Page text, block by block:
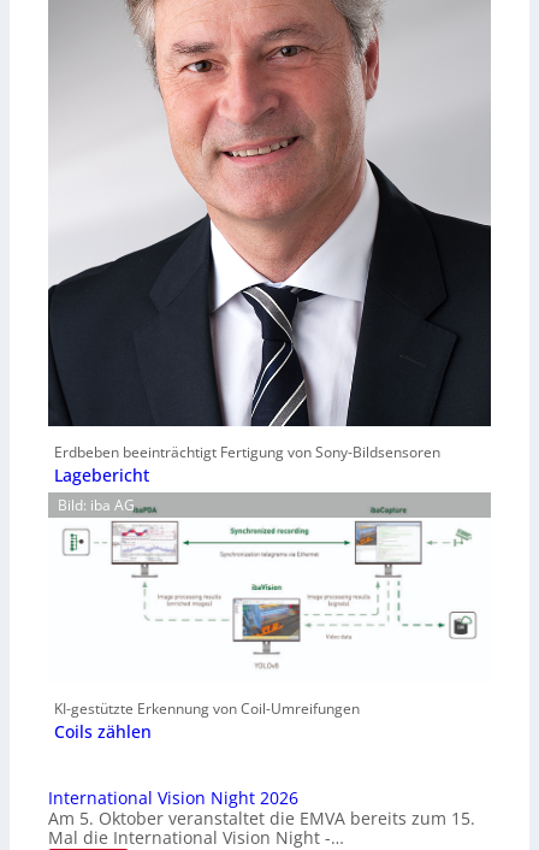
Erdbeben beeinträchtigt Fertigung von Sony-Bildsensoren
Lagebericht
Bild: iba AG
KI-gestützte Erkennung von Coil-Umreifungen
Coils zählen
International Vision Night 2026
Am 5. Oktober veranstaltet die EMVA bereits zum 15.
Mal die International Vision Night -…